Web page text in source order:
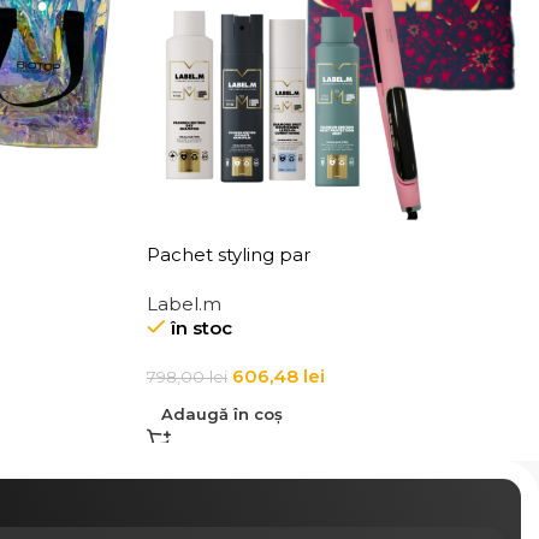
Pachet styling par
Label.m
în stoc
798,00lei 606,48 lei
Adaugă în coș